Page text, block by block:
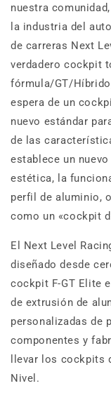
nuestra
la industria del
de carreras Next
verdadero cockpit
fórmula/GT/
espera de un
nuevo estándar
de las
establece un
estética, la
perfil de aluminio,
como un «cockpit
El Next Level
diseñado desde
cockpit F-GT Elite
de extrusión de
personalizadas de
componentes y
llevar los cockpits
Nivel.